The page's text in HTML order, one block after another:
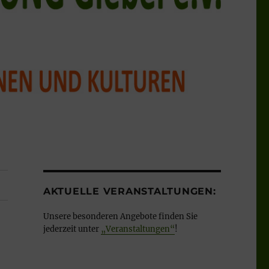
AKTUELLE VERANSTALTUNGEN:
Unsere besonderen Angebote finden Sie
jederzeit unter „Veranstaltungen“!